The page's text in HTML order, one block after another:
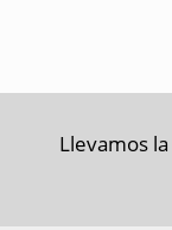
Llevamos la